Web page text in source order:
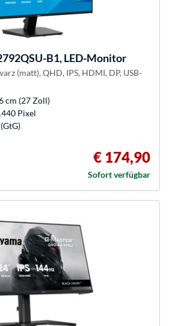
B1, LED-Monitor
(matt), QHD, IPS, HDMI, DP, USB-
cm (27 Zoll)
Pixel
€ 174,90
Sofort verfügbar